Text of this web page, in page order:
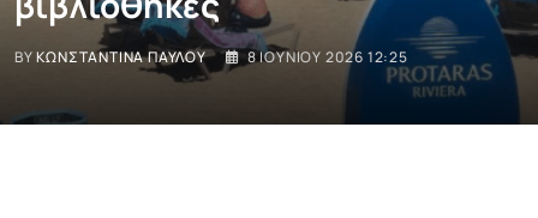
BYΚΩΝΣΤΑΝΤΊΝΑ ΠΑΎΛΟΥ 8 ΙΟΥΝΊΟΥ 2026 12:25